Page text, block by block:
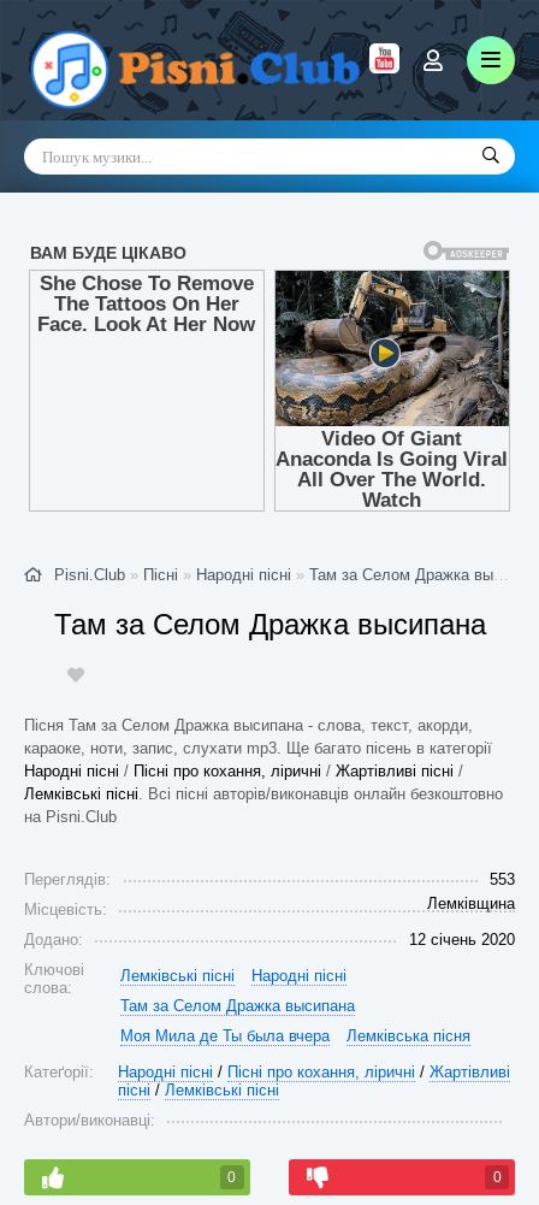
Pisni.Club » Пісні » Народні пісні » Там за Селом Дражка высипана
Там за Селом Дражка высипана
Пісня Там за Селом Дражка высипана - слова, текст, акорди,
караоке, ноти, запис, слухати mp3. Ще багато пісень в категорії
Народні пісні / Пісні про кохання, ліричні / Жартівливі пісні /
Лемківські пісні. Всі пісні авторів/виконавців онлайн безкоштовно
на Pisni.Club
Переглядів:
553
Місцевість:
Лемківщина
Додано:
12 січень 2020
Ключові
слова:
Лемківські пісні
Народні пісні
Там за Селом Дражка высипана
Моя Мила де Ты была вчера
Лемківська пісня
Катеґорії:
Народні пісні / Пісні про кохання, ліричні / Жартівливі
пісні / Лемківські пісні
Автори/виконавці:
0 0